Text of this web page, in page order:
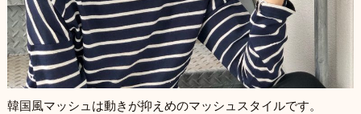
韓国風マッシュは動きが抑えめのマッシュスタイルです。